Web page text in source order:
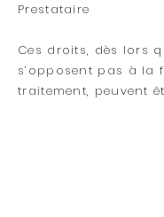
Prestataire
Ces droits, dès lors
s’opposent pas à la
traitement, peuvent